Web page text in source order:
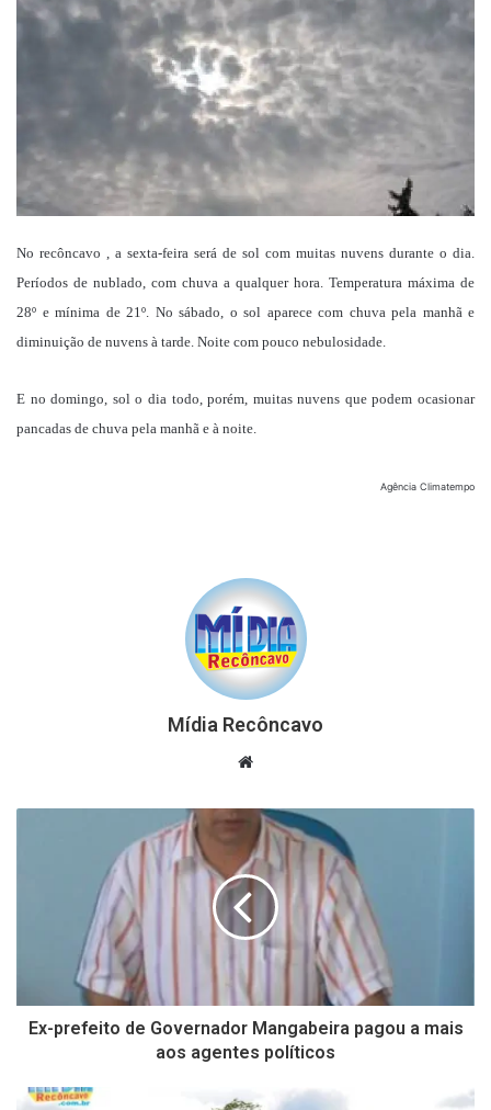
No recôncavo , a sexta-feira será de sol com muitas nuvens durante o dia.
Períodos de nublado, com chuva a qualquer hora. Temperatura máxima de
28º e mínima de 21º. No sábado, o sol aparece com chuva pela manhã e
diminuição de nuvens à tarde. Noite com pouco nebulosidade.
E no domingo, sol o dia todo, porém, muitas nuvens que podem ocasionar
pancadas de chuva pela manhã e à noite.
Agência Climatempo
Mídia Recôncavo
Website
Ex-prefeito de Governador Mangabeira pagou a mais
aos agentes políticos